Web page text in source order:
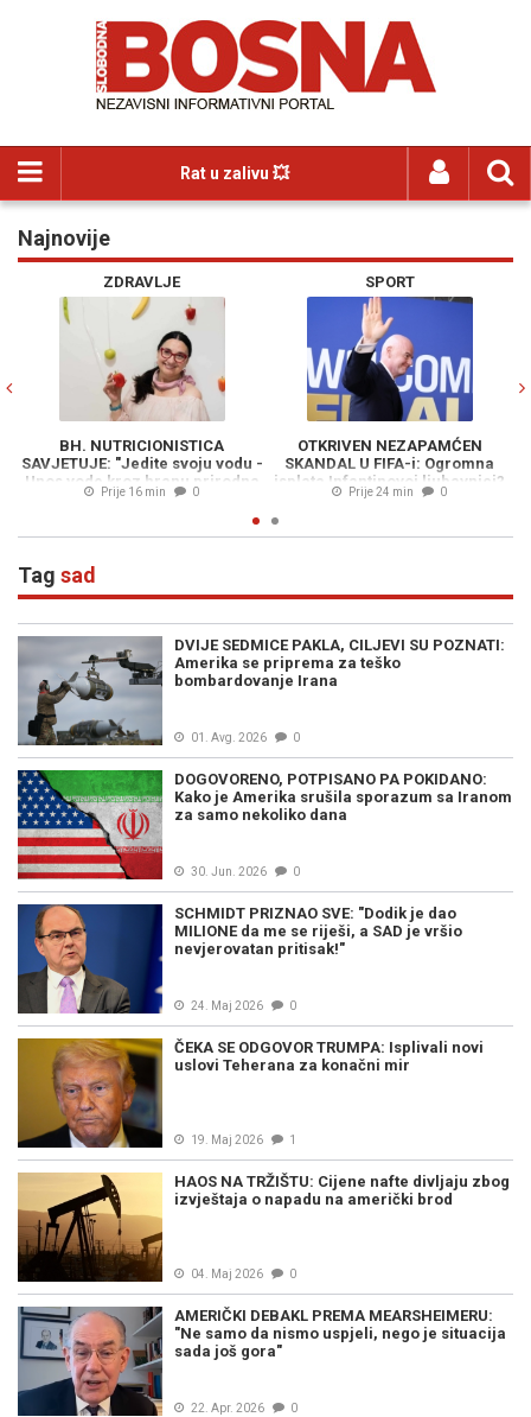
Rat u zalivu 💥
Najnovije
ZDRAVLJE
BH. NUTRICIONISTICA
SAVJETUJE: "Jedite svoju vodu -
Unos vode kroz hranu prirodna
infuzija za organizam tokom
Prije 16 min 0
SPORT
OTKRIVEN NEZAPAMĆEN
SKANDAL U FIFA-i: Ogromna
isplata Infantino­voj ljubavnici?
Prije 24 min 0
Tag sad
DVIJE SEDMICE PAKLA, CILJEVI SU POZNATI:
Amerika se priprema za teško
bombardovanje Irana
01. Avg. 2026 0
DOGOVORENO, POTPISANO PA POKIDANO:
Kako je Amerika srušila sporazum sa Iranom
za samo nekoliko dana
30. Jun. 2026 0
SCHMIDT PRIZNAO SVE: "Dodik je dao
MILIONE da me se riješi, a SAD je vršio
nevjerovatan pritisak!"
24. Maj 2026 0
ČEKA SE ODGOVOR TRUMPA: Isplivali novi
uslovi Teherana za konačni mir
19. Maj 2026 1
HAOS NA TRŽIŠTU: Cijene nafte divljaju zbog
izvještaja o napadu na američki brod
04. Maj 2026 0
AMERIČKI DEBAKL PREMA MEARSHEIMERU:
"Ne samo da nismo uspjeli, nego je situacija
sada još gora"
22. Apr. 2026 0